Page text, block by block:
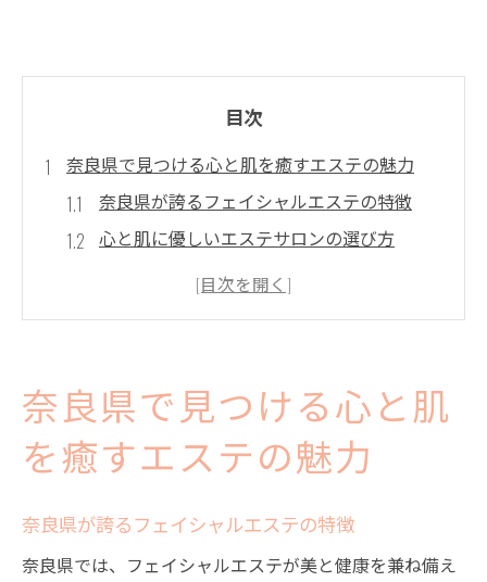
目次
奈良県で見つける心と肌を癒すエステの魅力
奈良県が誇るフェイシャルエステの特徴
心と肌に優しいエステサロンの選び方
エステで得られるリラクゼーションの効果
奈良県のエステで自分へのご褒美
エステで変わる自分！奈良県での新たなフェイ
シャル体験
奈良県のエステサロンが提供する個別施術
エステ体験で心に変化をもたらす方法
奈良県で見つける心と肌
を癒すエステの魅力
奈良県が誇るフェイシャルエステの特徴
奈良県では、フェイシャルエステが美と健康を兼ね備え